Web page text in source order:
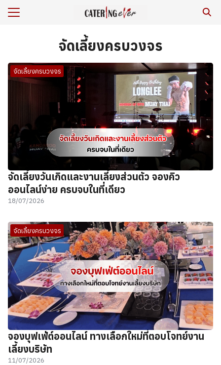
Skip
าร/รีวิว
ยสิ่งแวดล้อม
จัดเลี้ยงครบวงจร
จัดเลี้ยงครบวงจร
จัดเลี้ยงวันเกิดและงานเลี้ยงส่วนตัว จองคิว
ออนไลน์ง่าย ครบจบในที่เดียว
18/07/2026
จัดเลี้ยงครบวงจร
จองบุฟเฟ่ต์ออนไลน์ ทางเลือกใหม่ที่ตอบโจทย์งาน
เลี้ยงบริษัท
11/07/2026